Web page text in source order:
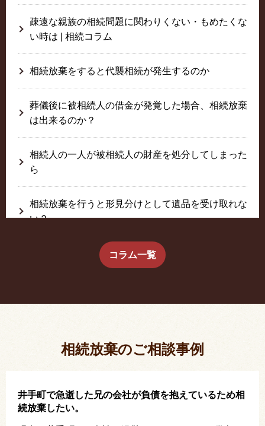
疎遠な親族の相続問題に関わりくない・もめたくな
い時は | 相続コラム
相続放棄をすると代襲相続が発生するのか
葬儀後に被相続人の借金が発覚した場合、相続放棄
は出来るのか？
相続人の一人が被相続人の財産を処分してしまった
ら
相続放棄を行うと形見分けとして遺品を受け取れな
い？
生前に相続放棄すると約束した念書は有効か？
コラム一覧
相続放棄のご相談事例
井手町で急逝した兄の会社が負債を抱えているため相
続放棄したい。